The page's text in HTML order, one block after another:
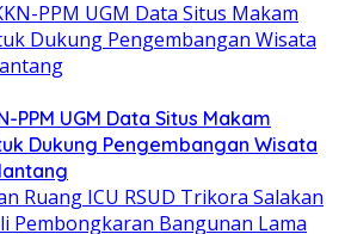
PPM UGM Data Situs Makam
Dukung Pengembangan Wisata